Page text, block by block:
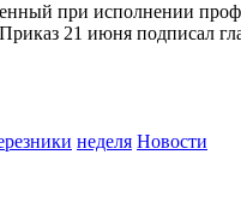
при исполнении
21 июня подписал
неделя Новости